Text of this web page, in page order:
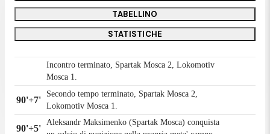
TABELLINO
STATISTICHE
Incontro terminato, Spartak Mosca 2, Lokomotiv
Mosca 1.
90'+7'
Secondo tempo terminato, Spartak Mosca 2,
Lokomotiv Mosca 1.
90'+5'
Aleksandr Maksimenko (Spartak Mosca) conquista